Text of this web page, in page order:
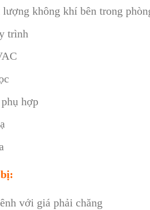
không khí bên trong
trình
hợp
với giá phải chăng